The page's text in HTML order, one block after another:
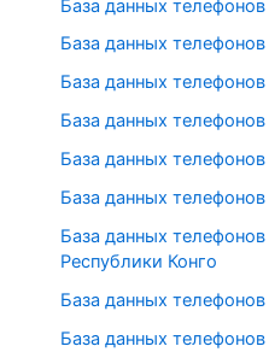
База данных
База данных телефонов
База данных
База данных телефонов
База данных телефонов
База данных
База данных
Республики Конго
База данных
База данных